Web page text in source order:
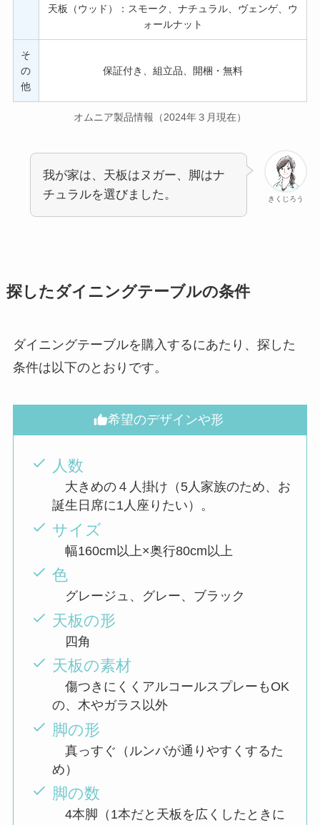
天板（ウッド）：スモーク、ナチュラル、ヴェンゲ、ウ
ォールナット
そ
の
他
保証付き、組立品、開梱・無料
オムニア製品情報（2024年３月現在）
きくじろう
我が家は、天板はヌガー、脚はナ
チュラルを選びました。
探したダイニングテーブルの条件
ダイニングテーブルを購入するにあたり、探した
条件は以下のとおりです。
希望のデザインや形
人数
大きめの４人掛け（5人家族のため、お
誕生日席に1人座りたい）。
サイズ
幅160cm以上×奥行80cm以上
色
グレージュ、グレー、ブラック
天板の形
四角
天板の素材
傷つきにくくアルコールスプレーもOK
の、木やガラス以外
脚の形
真っすぐ（ルンバが通りやすくするた
め）
脚の数
4本脚（1本だと天板を広くしたときに